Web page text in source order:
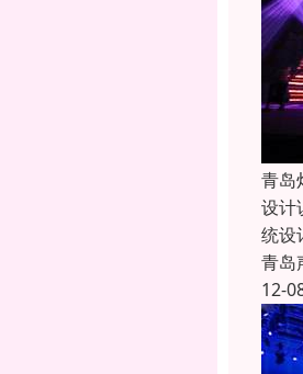
青岛
设计
统设
青岛
12-